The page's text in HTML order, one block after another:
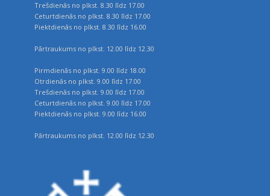
Trešdienās no plkst. 8.30 līdz 17.00
Ceturtdienās no plkst. 8.30 līdz 17.00
Piektdienās no plkst. 8.30 līdz 16.00
Pārtraukums no plkst. 12.00 līdz 12.30
Pirmdienās no plkst. 9.00 līdz 18.00
Otrdienās no plkst. 9.00 līdz 17.00
Trešdienās no plkst. 9.00 līdz 17.00
Ceturtdienās no plkst. 9.00 līdz 17.00
Piektdienās no plkst. 9.00 līdz 16.00
Pārtraukums no plkst. 12.00 līdz 12.30